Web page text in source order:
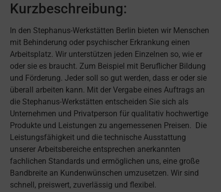
Kurzbeschreibung:
In den Stephanus-Werkstätten Berlin bieten wir Menschen
mit Behinderung oder psychischer Erkrankung einen
Arbeitsplatz. Wir unterstützen jeden Einzelnen so, wie er
oder sie es braucht. Zum Beispiel mit Beruflicher Bildung
und Förderung. Jeder soll so gut werden, dass er oder sie
überall arbeiten kann. Mit der Vergabe eines Auftrags an
die Stephanus-Werkstätten entscheiden Sie sich als
Unternehmen und Privatperson für qualitativ hochwertige
Produkte und Leistungen zu angemessenen Preisen. Die
Leistungsfähigkeit und die technische Ausstattung
unserer Arbeitsbereiche entsprechen anerkannten
fachlichen Standards und ermöglichen uns, eine große
Bandbreite an Kundenwünschen umzusetzen. Wir sind
schnell, preiswert, zuverlässig und flexibel.